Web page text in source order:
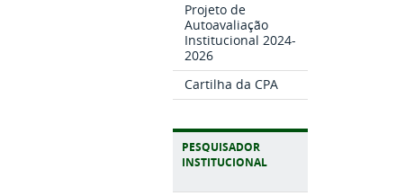
Projeto de
Autoavaliação
Institucional 2024-
2026
Cartilha da CPA
PESQUISADOR
INSTITUCIONAL